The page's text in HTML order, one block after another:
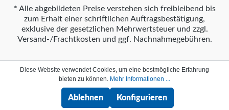
* Alle abgebildeten Preise verstehen sich freibleibend bis
zum Erhalt einer schriftlichen Auftragsbestätigung,
exklusive der gesetzlichen Mehrwertsteuer und zzgl.
Versand-/Frachtkosten und ggf. Nachnahmegebühren.
Diese Website verwendet Cookies, um eine bestmögliche Erfahrung
bieten zu können. Mehr Informationen ...
Ablehnen Konfigurieren